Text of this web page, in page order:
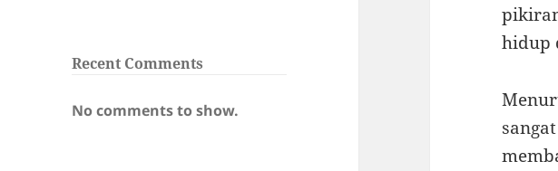
Recent Comments
No comments to show.
hidup